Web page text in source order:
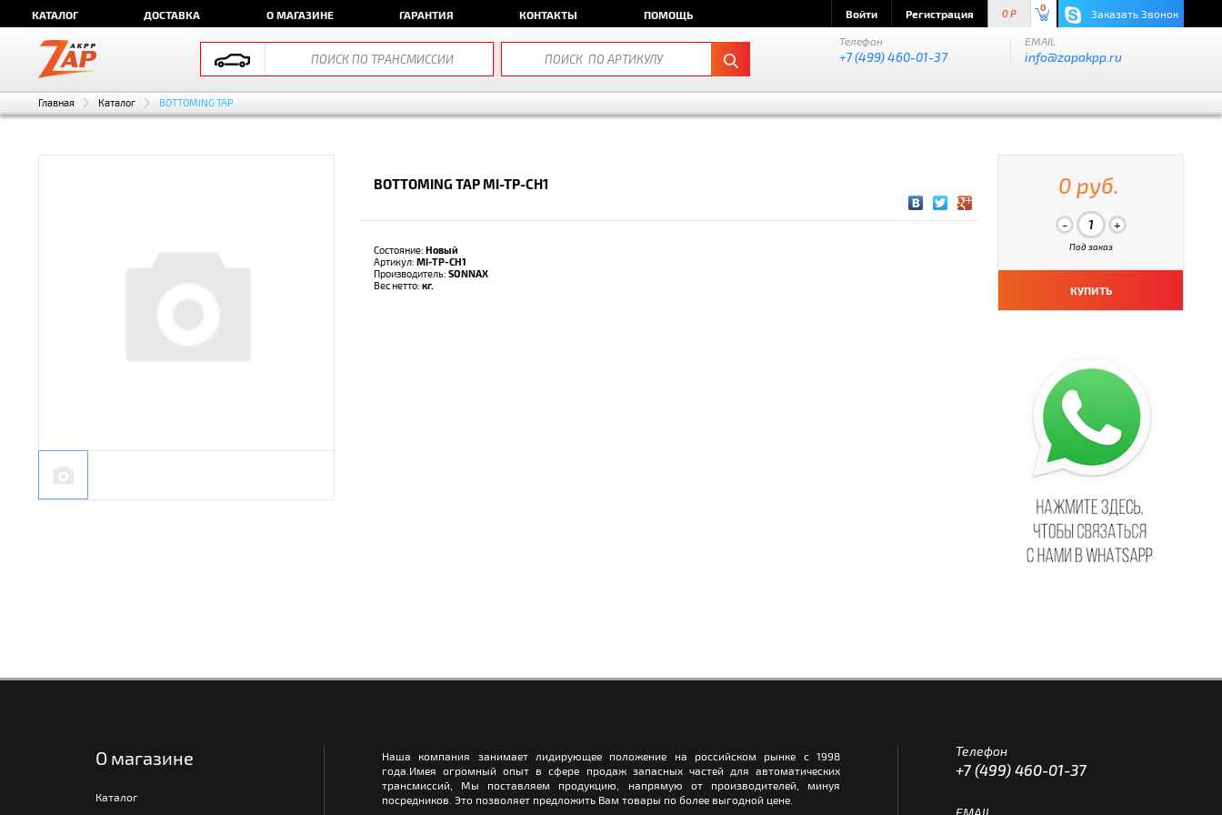
КАТАЛОГ ДОСТАВКА О МАГАЗИНЕ ГАРАНТИЯ КОНТАКТЫ ПОМОЩЬ Войти Регистрация 0 P
0 Заказать Звонок
Телефон
+7 (499) 460-01-37
EMAIL
info@zapakpp.ru
Главная Каталог BOTTOMING TAP
BOTTOMING TAP MI-TP-CH1
Состояние: Новый
Артикул: MI-TP-CH1
Производитель: SONNAX
Вес нетто: кг.
0 руб.
Под заказ
КУПИТЬ
О магазине
Каталог
Наша компания занимает лидирующее положение на российском рынке с 1998
года.Имея огромный опыт в сфере продаж запасных частей для автоматических
трансмиссий, Мы поставляем продукцию, напрямую от производителей, минуя
посредников. Это позволяет предложить Вам товары по более выгодной цене.
Телефон
+7 (499) 460-01-37